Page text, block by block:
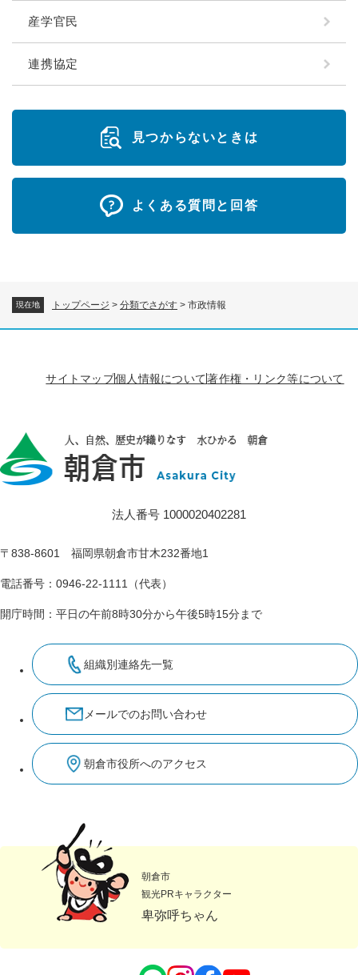
現在地 トップページ > 分類でさがす > 市政情報
産学官民
連携協定
見つからないときは
よくある質問と回答
サイトマップ個人情報について著作権・リンク等について
法人番号 1000020402281
〒838-8601 福岡県朝倉市甘木232番地1
電話番号：0946-22-1111（代表）
開庁時間：平日の午前8時30分から午後5時15分まで
組織別連絡先一覧
メールでのお問い合わせ
朝倉市役所へのアクセス
朝倉市
観光PRキャラクター
卑弥呼ちゃん